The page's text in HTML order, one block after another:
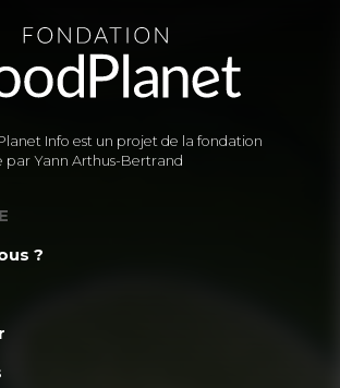
Info est un projet de la fondation
par Yann Arthus-Bertrand
?